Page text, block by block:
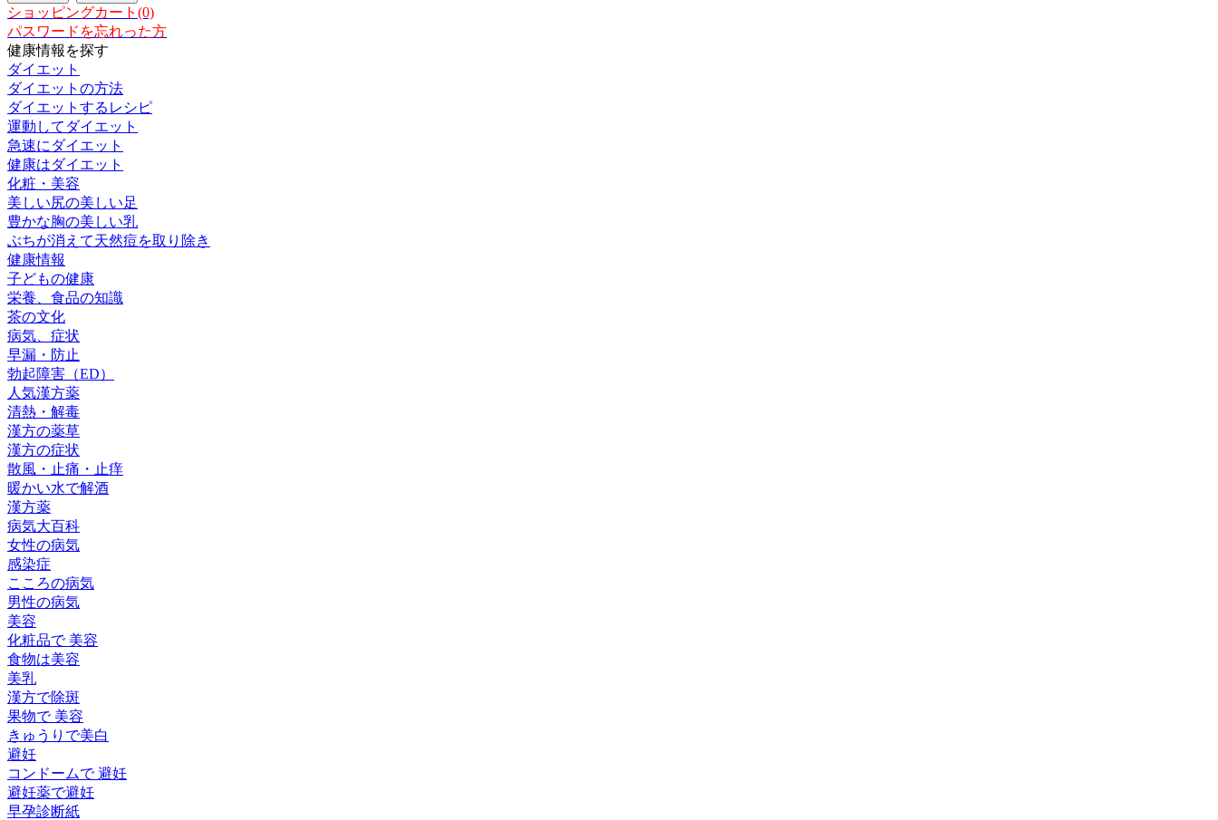
ショッピングカート(0)
パスワードを忘れった方
健康情報を探す
ダイエット
ダイエットの方法
ダイエットするレシピ
運動してダイエット
急速にダイエット
健康はダイエット
化粧・美容
美しい尻の美しい足
豊かな胸の美しい乳
ぶちが消えて天然痘を取り除き
健康情報
子どもの健康
栄養、食品の知識
茶の文化
病気、症状
早漏・防止
勃起障害（ED）
人気漢方薬
清熱・解毒
漢方の薬草
漢方の症状
散風・止痛・止痒
暖かい水で解酒
漢方薬
病気大百科
女性の病気
感染症
こころの病気
男性の病気
美容
化粧品で 美容
食物は美容
美乳
漢方で除斑
果物で 美容
きゅうりで美白
避妊
コンドームで 避妊
避妊薬で避妊
早孕診断紙